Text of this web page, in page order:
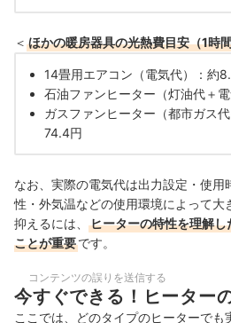
＜ ほかの暖房器具の光熱費目安（1時
14畳用エアコン（電気代）：約
石油ファンヒーター（灯油代＋
ガスファンヒーター（都市ガス
74.4円
なお、実際の電気代は出力設定・使用
性・外気温などの使用環境によって大
抑えるには、
ヒーターの特性を理解
ことが重要です。
コンテンツの誤りを送信する
今すぐできる！ヒーター
ここでは、どのタイプのヒーターでも